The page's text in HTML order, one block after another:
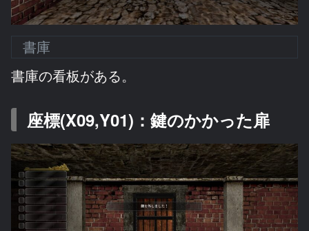
書庫
書庫の看板がある。
座標(X09,Y01)：鍵のかかった扉